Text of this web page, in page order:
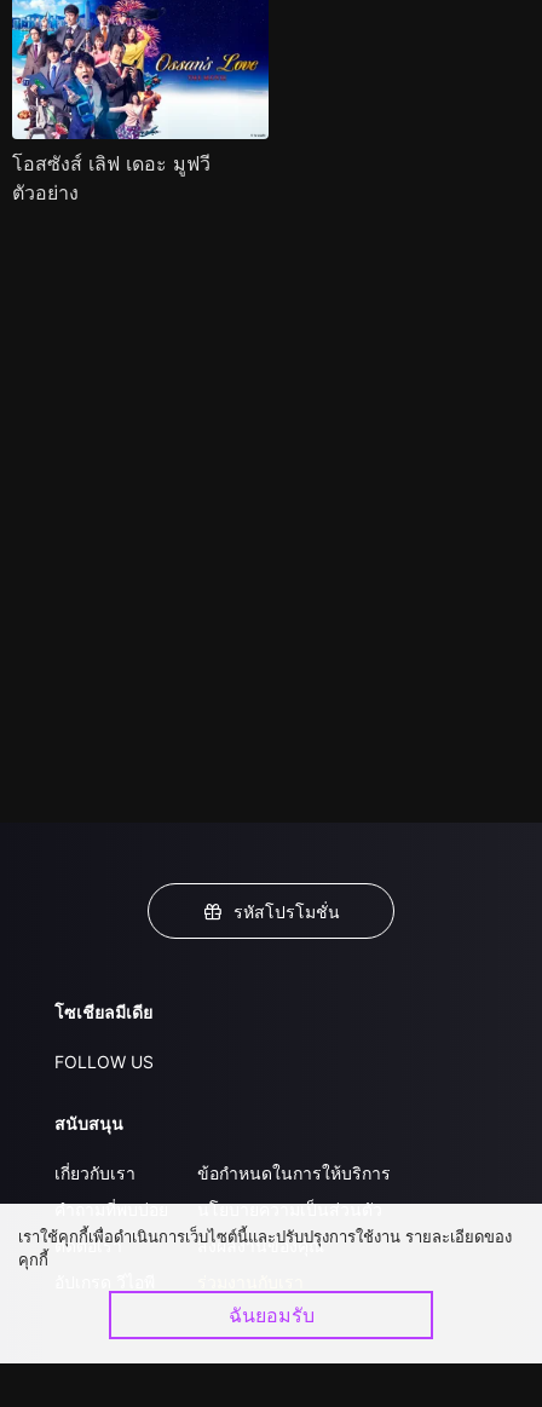
โอสซังส์ เลิฟ เดอะ มูฟวี
ตัวอย่าง
รหัสโปรโมชั่น
โซเชียลมีเดีย
FOLLOW US
สนับสนุน
เกี่ยวกับเรา
คำถามที่พบบ่อย
ติดต่อเรา
ข้อกำหนดในการให้บริการ
นโยบายความเป็นส่วนตัว
ส่งผลงานของคุณ
เราใช้คุกกี้เพื่อดำเนินการเว็บไซต์นี้และปรับปรุงการใช้งาน รายละเอียดของ
คุกกี้
ฉันยอมรับ